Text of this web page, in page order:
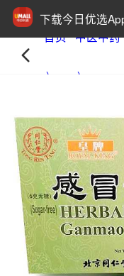
下载今日优选
首页 中医中药